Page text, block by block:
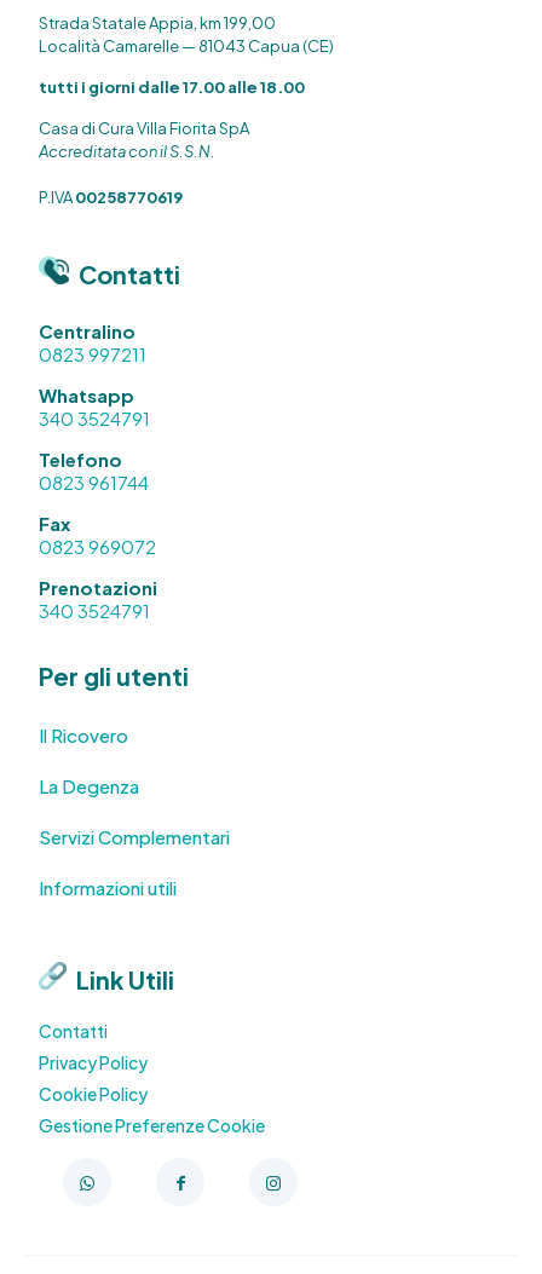
Strada Statale Appia, km 199,00
Località Camarelle — 81043 Capua (CE)
tutti i giorni dalle 17.00 alle 18.00
Casa di Cura Villa Fiorita SpA
Accreditata con il S.S.N.
P.IVA00258770619
Contatti
Centralino
0823 997211
Whatsapp
340 3524791
Telefono
0823 961744
Fax
0823 969072
Prenotazioni
340 3524791
Per gli utenti
Il Ricovero
La Degenza
Servizi Complementari
Informazioni utili
Link Utili
Contatti
Privacy Policy
Cookie Policy
Gestione Preferenze Cookie